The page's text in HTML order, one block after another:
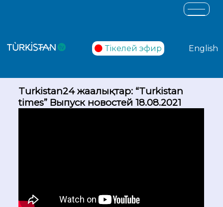
Тікелей эфир English
Turkistan24 жаңалықтар: “Turkistan
times” Выпуск новостей 18.08.2021